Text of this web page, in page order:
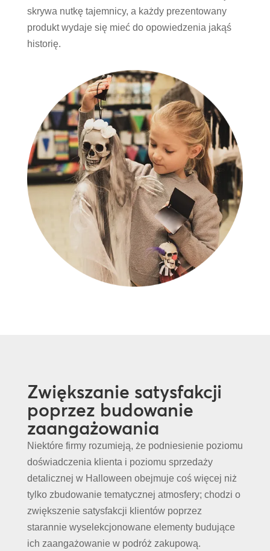
skrywa nutkę tajemnicy, a każdy prezentowany
produkt wydaje się mieć do opowiedzenia jakąś
historię.
Zwiększanie satysfakcji
poprzez budowanie
zaangażowania
Niektóre firmy rozumieją, że podniesienie poziomu
doświadczenia klienta i poziomu sprzedaży
detalicznej w Halloween obejmuje coś więcej niż
tylko zbudowanie tematycznej atmosfery; chodzi o
zwiększenie satysfakcji klientów poprzez
starannie wyselekcjonowane elementy budujące
ich zaangażowanie w podróż zakupową.